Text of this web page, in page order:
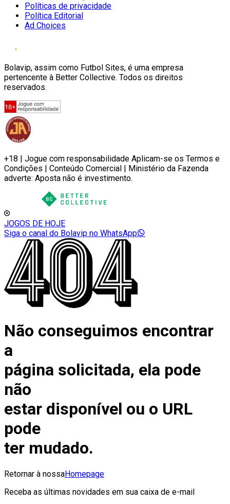
Políticas de privacidade
Política Editorial
Ad Choices
Bolavip, assim como Futbol Sites, é uma empresa
pertencente à Better Collective. Todos os direitos
reservados.
+18 | Jogue com responsabilidade Aplicam-se os Termos e
Condições | Conteúdo Comercial | Ministério da Fazenda
adverte: Aposta não é investimento.
JOGOS DE HOJE
Siga o canal do Bolavip no WhatsApp
Não conseguimos encontrar
a
página solicitada, ela pode
não
estar disponível ou o URL
pode
ter mudado.
Retornar à nossaHomepage
Receba as últimas novidades em sua caixa de e-mail